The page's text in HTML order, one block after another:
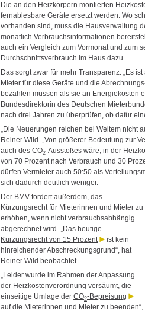
Die an den Heizkörpern montierten
fernablesbare Geräte ersetzt werden. Wo
vorhanden sind, muss die Hausverwaltung
monatlich Verbrauchsinformationen
auch ein Vergleich zum Vormonat und zum
Durchschnittsverbrauch im Haus dazu.
Das sorgt zwar für mehr Transparenz. „Es
Mieter für diese Geräte und die
bezahlen müssen als sie an Energiekosten
Bundesdirektorin des Deutschen
nach drei Jahren zu überprüfen, ob dafür
„Die Neuerungen reichen bei Weitem nicht
Reiner Wild. „Von größerer Bedeutung zur
auch des CO2-Ausstoßes wäre, in der
von 70 Prozent nach Verbrauch und 30
dürfen Vermieter auch 50:50 als
sich dadurch deutlich weniger.
Der BMV fordert außerdem, das
Kürzungsrecht für Mieterinnen und Mieter zu
erhöhen, wenn nicht verbrauchsabhängig
abgerechnet wird. „Das heutige
Kürzungsrecht von 15 Prozent
ist kein
hinreichender Abschreckungsgrund“, hat
Reiner Wild beobachtet.
„Leider wurde im Rahmen der Anpassung
der Heizkostenverordnung versäumt, die
einseitige Umlage der CO2-Bepreisung
auf die Mieterinnen und Mieter zu beenden“,